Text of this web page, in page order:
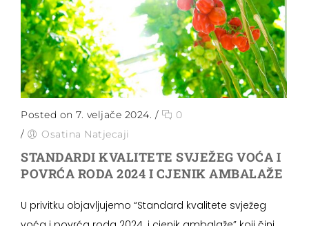
Posted on 7. veljače 2024. /
0
/
Osatina Natjecaji
STANDARDI KVALITETE SVJEŽEG VOĆA I
POVRĆA RODA 2024 I CJENIK AMBALAŽE
U privitku objavljujemo “Standard kvalitete svježeg